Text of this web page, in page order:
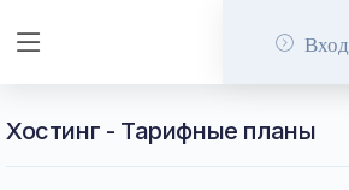
Вход
Хостинг - Тарифные планы